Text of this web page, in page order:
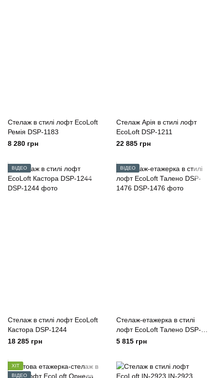
Стелаж в стилі лофт EcoLoft
Ремія DSP-1183
8 280 грн
Стелаж Арія в стилі лофт
EcoLoft DSP-1211
22 885 грн
ВІДЕО
Стелаж в стилі лофт EcoLoft
Кастора DSP-1244
18 285 грн
ВІДЕО
Стелаж-етажерка в стилі
лофт EcoLoft Талено DSP-
1476
5 815 грн
ХІТ
ВІДЕО